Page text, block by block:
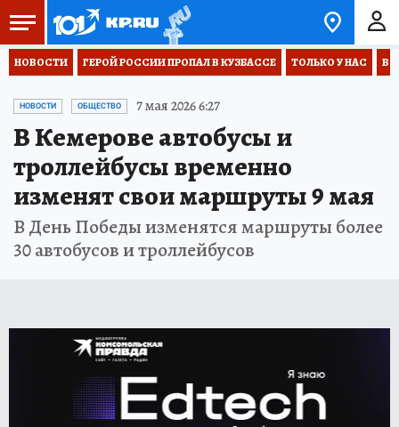
НОВОСТИ ГЕРОЙ РОССИИ ПРОПАЛ В КУЗБАССЕ ТОЛЬКО У НАС
НОВОСТИ ОБЩЕСТВО 7 мая 2026 6:27
В Кемерове автобусы и
троллейбусы временно
изменят свои маршруты 9 мая
В День Победы изменятся маршруты более
30 автобусов и троллейбусов